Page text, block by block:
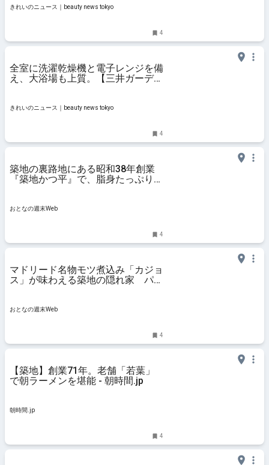
きれいのニュース｜beauty news tokyo
4
全室に洗濯乾燥機と電子レンジを備
え、大浴場も上質。【三井ガーデン
news tokyo
きれいのニュース｜beauty news tokyo
4
築地の裏路地にある昭和38年創業
『築地かつ平』で、脂身たっぷりの
おとなの週末Web
4
マドリード名物モツ煮込み「カジョ
ス」が味わえる築地の隠れ家 パプ
おとなの週末Web
4
【築地】創業71年。老舗「若葉」
で朝ラーメンを堪能 - 朝時間.jp
朝時間.jp
4